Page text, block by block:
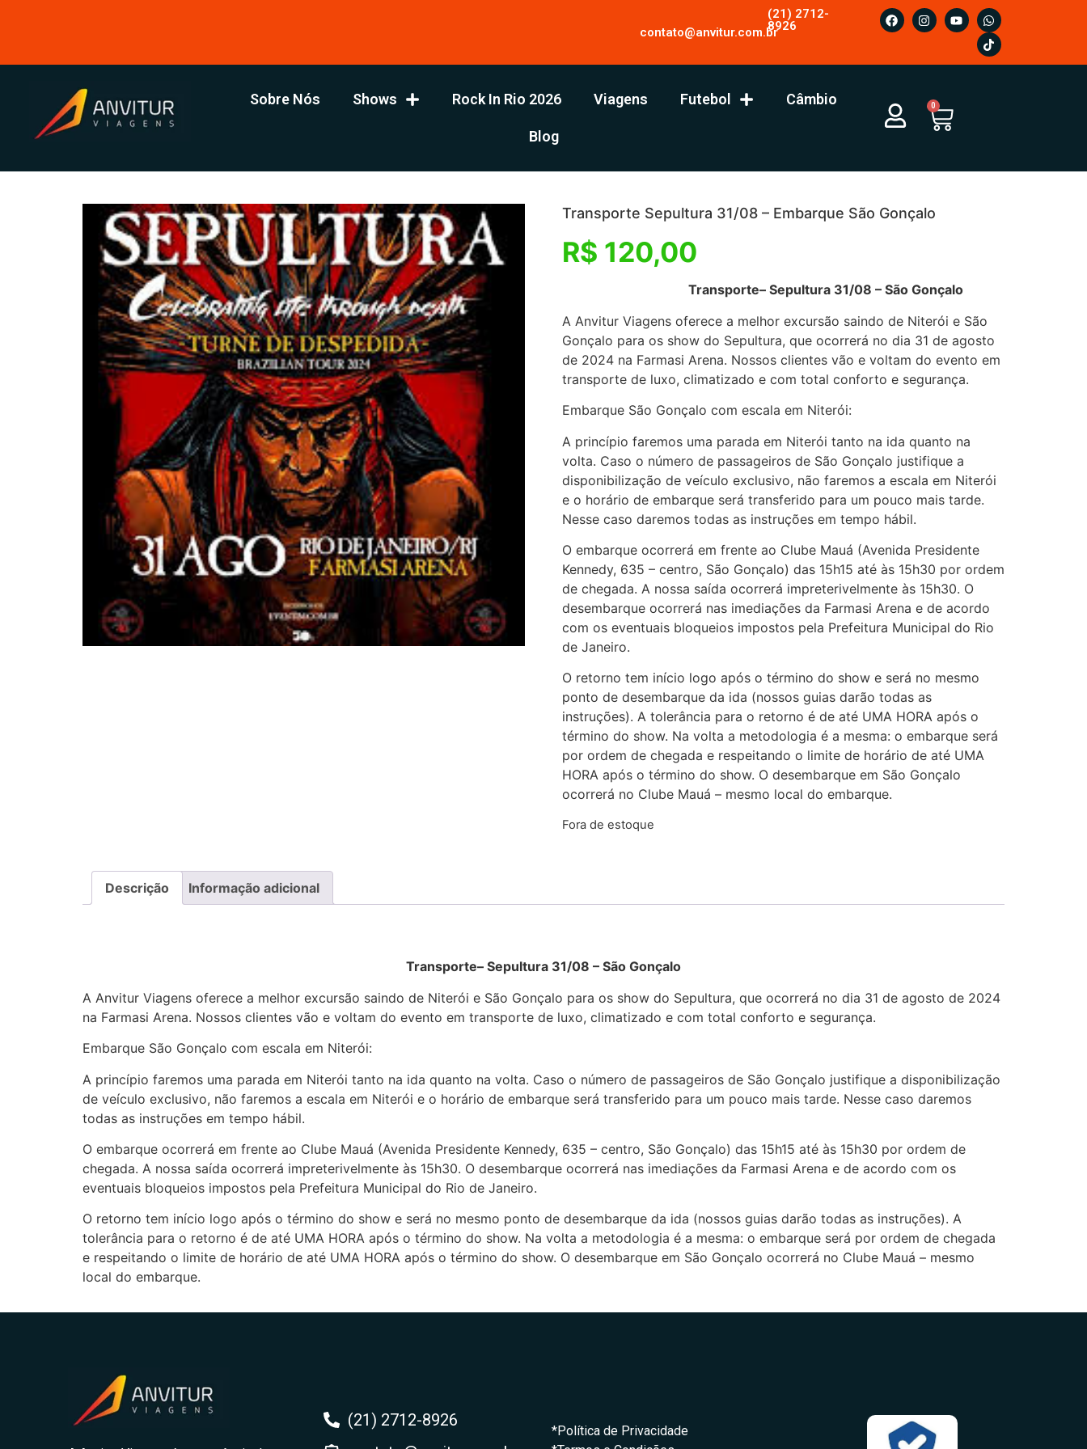
contato@anvitur.com.br
(21) 2712-
8926
Sobre Nós Shows Rock In Rio 2026 Viagens Futebol Câmbio
Blog
0
Transporte Sepultura 31/08 – Embarque São Gonçalo
R$ 120,00
Transporte– Sepultura 31/08 – São Gonçalo
A Anvitur Viagens oferece a melhor excursão saindo de Niterói e São
Gonçalo para os show do Sepultura, que ocorrerá no dia 31 de agosto
de 2024 na Farmasi Arena. Nossos clientes vão e voltam do evento em
transporte de luxo, climatizado e com total conforto e segurança.
Embarque São Gonçalo com escala em Niterói:
A princípio faremos uma parada em Niterói tanto na ida quanto na
volta. Caso o número de passageiros de São Gonçalo justifique a
disponibilização de veículo exclusivo, não faremos a escala em Niterói
e o horário de embarque será transferido para um pouco mais tarde.
Nesse caso daremos todas as instruções em tempo hábil.
O embarque ocorrerá em frente ao Clube Mauá (Avenida Presidente
Kennedy, 635 – centro, São Gonçalo) das 15h15 até às 15h30 por ordem
de chegada. A nossa saída ocorrerá impreterivelmente às 15h30. O
desembarque ocorrerá nas imediações da Farmasi Arena e de acordo
com os eventuais bloqueios impostos pela Prefeitura Municipal do Rio
de Janeiro.
O retorno tem início logo após o término do show e será no mesmo
ponto de desembarque da ida (nossos guias darão todas as
instruções). A tolerância para o retorno é de até UMA HORA após o
término do show. Na volta a metodologia é a mesma: o embarque será
por ordem de chegada e respeitando o limite de horário de até UMA
HORA após o término do show. O desembarque em São Gonçalo
ocorrerá no Clube Mauá – mesmo local do embarque.
Fora de estoque
Descrição Informação adicional
Transporte– Sepultura 31/08 – São Gonçalo
A Anvitur Viagens oferece a melhor excursão saindo de Niterói e São Gonçalo para os show do Sepultura, que ocorrerá no dia 31 de agosto de 2024
na Farmasi Arena. Nossos clientes vão e voltam do evento em transporte de luxo, climatizado e com total conforto e segurança.
Embarque São Gonçalo com escala em Niterói:
A princípio faremos uma parada em Niterói tanto na ida quanto na volta. Caso o número de passageiros de São Gonçalo justifique a disponibilização
de veículo exclusivo, não faremos a escala em Niterói e o horário de embarque será transferido para um pouco mais tarde. Nesse caso daremos
todas as instruções em tempo hábil.
O embarque ocorrerá em frente ao Clube Mauá (Avenida Presidente Kennedy, 635 – centro, São Gonçalo) das 15h15 até às 15h30 por ordem de
chegada. A nossa saída ocorrerá impreterivelmente às 15h30. O desembarque ocorrerá nas imediações da Farmasi Arena e de acordo com os
eventuais bloqueios impostos pela Prefeitura Municipal do Rio de Janeiro.
O retorno tem início logo após o término do show e será no mesmo ponto de desembarque da ida (nossos guias darão todas as instruções). A
tolerância para o retorno é de até UMA HORA após o término do show. Na volta a metodologia é a mesma: o embarque será por ordem de chegada
e respeitando o limite de horário de até UMA HORA após o término do show. O desembarque em São Gonçalo ocorrerá no Clube Mauá – mesmo
local do embarque.
(21) 2712-8926
*Política de Privacidade